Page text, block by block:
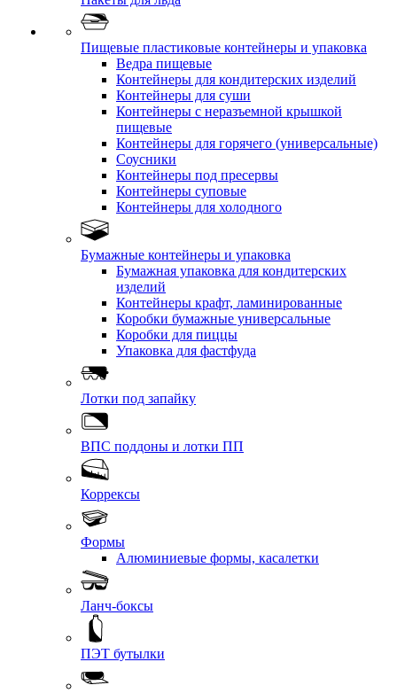
Пищевые пластиковые контейнеры и упаковка
Ведра пищевые
Контейнеры для кондитерских изделий
Контейнеры для суши
Контейнеры с неразъемной крышкой
пищевые
Контейнеры для горячего (универсальные)
Соусники
Контейнеры под пресервы
Контейнеры суповые
Контейнеры для холодного
Бумажные контейнеры и упаковка
Бумажная упаковка для кондитерских
изделий
Контейнеры крафт, ламинированные
Коробки бумажные универсальные
Коробки для пиццы
Упаковка для фастфуда
Лотки под запайку
ВПС поддоны и лотки ПП
Коррексы
Формы
Алюминиевые формы, касалетки
Ланч-боксы
ПЭТ бутылки